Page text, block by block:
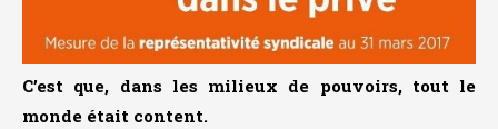
C’est que, dans les milieux de pouvoirs, tout le
monde était content.